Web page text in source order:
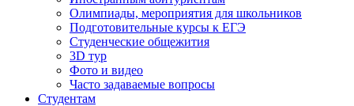
Олимпиады, мероприятия для школьников
Подготовительные курсы к ЕГЭ
Студенческие общежития
3D тур
Фото и видео
Часто задаваемые вопросы
Студентам